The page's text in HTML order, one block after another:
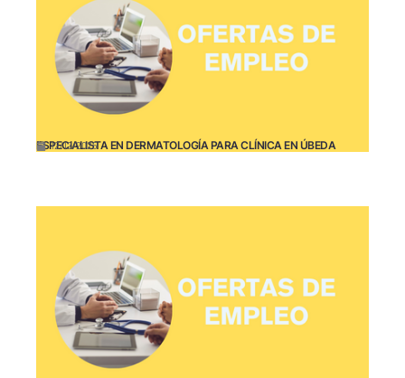
ESPECIALISTA EN DERMATOLOGÍA PARA CLÍNICA EN ÚBEDA
12/12/2025